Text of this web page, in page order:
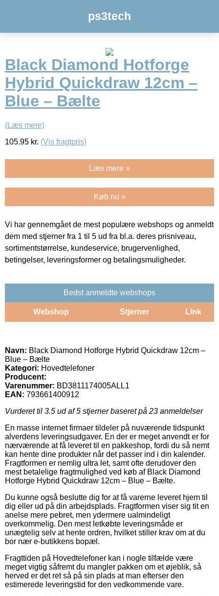
ps3tech
Black Diamond Hotforge
Hybrid Quickdraw 12cm –
Blue – Bælte
(Læs mere)
105.95 kr. (Vis fragtpris)
Læs mere »
Køb nu »
Vi har gennemgået de mest populære webshops og anmeldt
dem med stjerner fra 1 til 5 ud fra bl.a. deres prisniveau,
sortimentstørrelse, kundeservice, brugervenlighed,
betingelser, leveringsformer og betalingsmuligheder.
Bedst anmeldte webshops
Webshop Stjerner Link
Navn: Black Diamond Hotforge Hybrid Quickdraw 12cm –
Blue – Bælte
Kategori: Hovedtelefoner
Producent:
Varenummer: BD3811174005ALL1
EAN: 793661400912
Vurderet til 3.5 ud af 5 stjerner baseret på 23 anmeldelser
En masse internet firmaer tildeler på nuværende tidspunkt
alverdens leveringsudgaver. En der er meget anvendt er for
nærværende at få leveret til en pakkeshop, fordi du så nemt
kan hente dine produkter når det passer ind i din kalender.
Fragtformen er nemlig ultra let, samt ofte derudover den
mest betalelige fragtmulighed ved køb af Black Diamond
Hotforge Hybrid Quickdraw 12cm – Blue – Bælte.
Du kunne også beslutte dig for at få varerne leveret hjem til
dig eller ud på din arbejdsplads. Fragtformen viser sig tit en
anelse mere pebret, men ydermere ualmindeligt
overkommelig. Den mest letkøbte leveringsmåde er
unægtelig selv at hente ordren, hvilket stiller krav om at du
bor nær e-butikkens bopæl.
Fragttiden på Hovedtelefoner kan i nogle tilfælde være
meget vigtig såfremt du mangler pakken om et øjeblik, så
herved er det ret så på sin plads at man efterser den
estimerede leveringstid for den vedkommende vare.